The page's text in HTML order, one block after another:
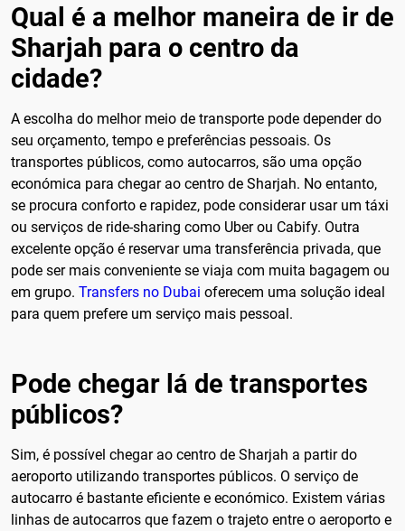
Qual é a melhor maneira de ir de
Sharjah para o centro da
cidade?
A escolha do melhor meio de transporte pode depender do
seu orçamento, tempo e preferências pessoais. Os
transportes públicos, como autocarros, são uma opção
económica para chegar ao centro de Sharjah. No entanto,
se procura conforto e rapidez, pode considerar usar um táxi
ou serviços de ride-sharing como Uber ou Cabify. Outra
excelente opção é reservar uma transferência privada, que
pode ser mais conveniente se viaja com muita bagagem ou
em grupo. Transfers no Dubai oferecem uma solução ideal
para quem prefere um serviço mais pessoal.
Pode chegar lá de transportes
públicos?
Sim, é possível chegar ao centro de Sharjah a partir do
aeroporto utilizando transportes públicos. O serviço de
autocarro é bastante eficiente e económico. Existem várias
linhas de autocarros que fazem o trajeto entre o aeroporto e